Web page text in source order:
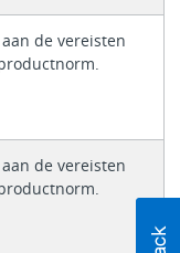
de vereisten
de vereisten